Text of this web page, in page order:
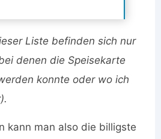
Liste befinden sich nur
denen die Speisekarte
konnte oder wo ich
kann man also die billigste